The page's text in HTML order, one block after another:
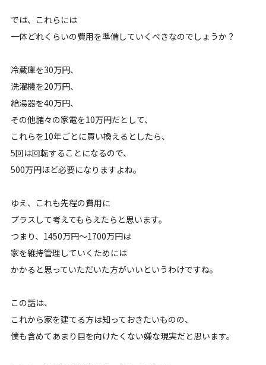
では、これらには
一体どれくらいの費用を準備していくべきなのでしょうか？
冷蔵庫を30万円、
洗濯機を20万円、
給湯器を40万円、
その他諸々の家電を10万円だとして、
これらを10年ごとに買い換えるとしたら、
5回は回転することになるので、
500万円ほど必要になりますよね。
ゆえ、これも先程の費用に
プラスして考えてもらえたらと思います。
つまり、1450万円〜1700万円は
家を維持管理していくためには
かかると思っていただいた方がいいというわけですね。
この話は、
これから家を建てる方は知っておきたいものの、
僕も含めてあまり目を向けたくない嫌な現実だと思います。